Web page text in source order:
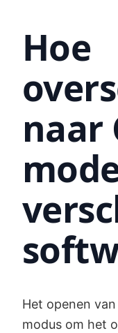
Hoe
naar
Het openen
modus om het